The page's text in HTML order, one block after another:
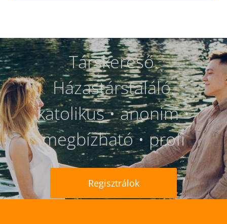
Társkereső.
Házastárstaláló.
katolikus • anonim •
megbízható • profi
Regisztrálok